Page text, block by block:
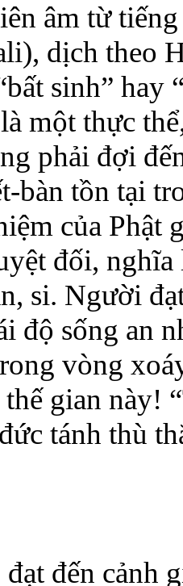
âm từ
dịch theo
sinh” hay
một thực
phải đợi
bàn tồn tại
của Phật
đối, nghĩa
si. Người
độ sống an
vòng
gian này!
tánh thù
đạt đến cảnh